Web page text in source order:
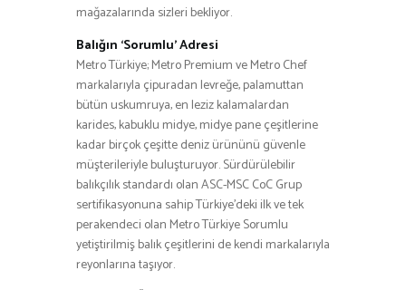
mağazalarında sizleri bekliyor.
Balığın ‘Sorumlu’ Adresi
Metro Türkiye; Metro Premium ve Metro Chef
markalarıyla çipuradan levreğe, palamuttan
bütün uskumruya, en leziz kalamalardan
karides, kabuklu midye, midye pane çeşitlerine
kadar birçok çeşitte deniz ürününü güvenle
müşterileriyle buluşturuyor. Sürdürülebilir
balıkçılık standardı olan ASC-MSC CoC Grup
sertifikasyonuna sahip Türkiye’deki ilk ve tek
perakendeci olan Metro Türkiye Sorumlu
yetiştirilmiş balık çeşitlerini de kendi markalarıyla
reyonlarına taşıyor.